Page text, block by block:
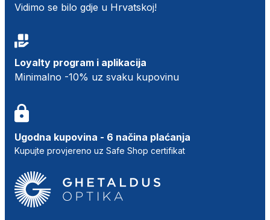
Vidimo se bilo gdje u Hrvatskoj!
Loyalty program i aplikacija
Minimalno -10% uz svaku kupovinu
Ugodna kupovina - 6 načina plaćanja
Kupujte provjereno uz Safe Shop certifikat